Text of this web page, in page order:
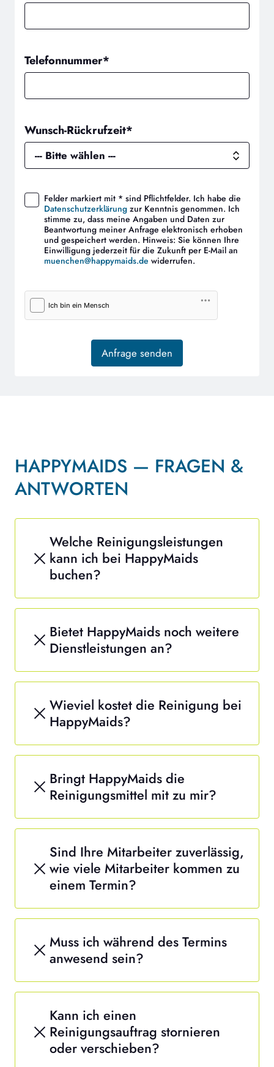
Telefonnummer*
Wunsch-Rückrufzeit*
Felder markiert mit * sind Pflichtfelder. Ich habe die
Datenschutzerklärung zur Kenntnis genommen. Ich
stimme zu, dass meine Angaben und Daten zur
Beantwortung meiner Anfrage elektronisch erhoben
und gespeichert werden. Hinweis: Sie können Ihre
Einwilligung jederzeit für die Zukunft per E-Mail an
muenchen@happymaids.de widerrufen.
HAPPYMAIDS — FRAGEN &
ANTWORTEN
Welche Reinigungsleistungen
kann ich bei HappyMaids
buchen?
Bietet HappyMaids noch weitere
Dienstleistungen an?
Wieviel kostet die Reinigung bei
HappyMaids?
Bringt HappyMaids die
Reinigungsmittel mit zu mir?
Sind Ihre Mitarbeiter zuverlässig,
wie viele Mitarbeiter kommen zu
einem Termin?
Muss ich während des Termins
anwesend sein?
Kann ich einen
Reinigungsauftrag stornieren
oder verschieben?